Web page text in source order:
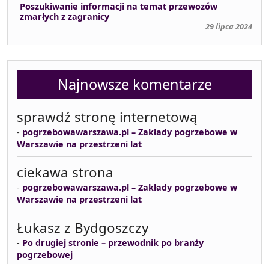
Poszukiwanie informacji na temat przewozów
zmarłych z zagranicy
29 lipca 2024
Najnowsze komentarze
sprawdź stronę internetową
- pogrzebowawarszawa.pl – Zakłady pogrzebowe w
Warszawie na przestrzeni lat
ciekawa strona
- pogrzebowawarszawa.pl – Zakłady pogrzebowe w
Warszawie na przestrzeni lat
Łukasz z Bydgoszczy
- Po drugiej stronie – przewodnik po branży
pogrzebowej